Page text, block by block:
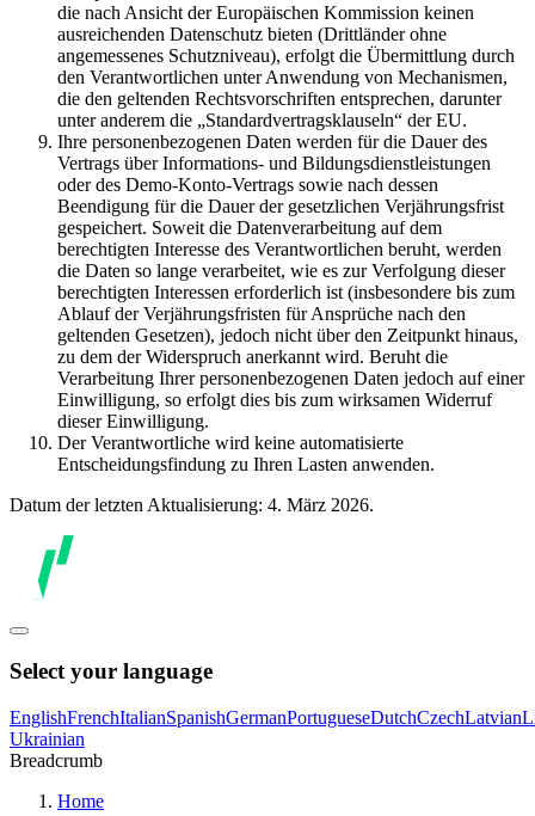
die nach Ansicht der Europäischen Kommission keinen
ausreichenden Datenschutz bieten (Drittländer ohne
angemessenes Schutzniveau), erfolgt die Übermittlung durch
den Verantwortlichen unter Anwendung von Mechanismen,
die den geltenden Rechtsvorschriften entsprechen, darunter
unter anderem die „Standardvertragsklauseln“ der EU.
Ihre personenbezogenen Daten werden für die Dauer des
Vertrags über Informations- und Bildungsdienstleistungen
oder des Demo-Konto-Vertrags sowie nach dessen
Beendigung für die Dauer der gesetzlichen Verjährungsfrist
gespeichert. Soweit die Datenverarbeitung auf dem
berechtigten Interesse des Verantwortlichen beruht, werden
die Daten so lange verarbeitet, wie es zur Verfolgung dieser
berechtigten Interessen erforderlich ist (insbesondere bis zum
Ablauf der Verjährungsfristen für Ansprüche nach den
geltenden Gesetzen), jedoch nicht über den Zeitpunkt hinaus,
zu dem der Widerspruch anerkannt wird. Beruht die
Verarbeitung Ihrer personenbezogenen Daten jedoch auf einer
Einwilligung, so erfolgt dies bis zum wirksamen Widerruf
dieser Einwilligung.
Der Verantwortliche wird keine automatisierte
Entscheidungsfindung zu Ihren Lasten anwenden.
Datum der letzten Aktualisierung: 4. März 2026.
Select your language
EnglishFrenchItalianSpanishGermanPortugueseDutchCzechLatvian
Ukrainian
Breadcrumb
Home